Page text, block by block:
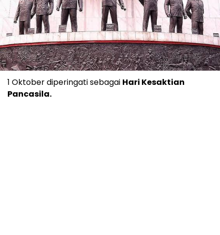
1 Oktober diperingati sebagai Hari Kesaktian
Pancasila.